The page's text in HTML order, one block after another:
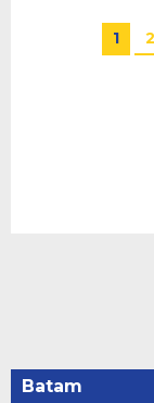
1 2
Batam